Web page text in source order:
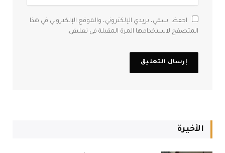
احفظ اسمي، بريدي الإلكتروني، والموقع الإلكتروني في هذا
المتصفح لاستخدامها المرة المقبلة في تعليقي.
الأخيرة